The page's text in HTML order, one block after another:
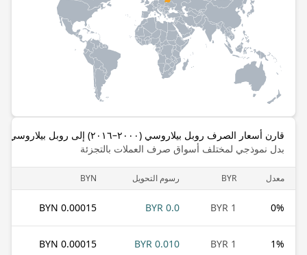
قارن أسعار الصرف روبل بيلاروسي (٢٠٠٠–٢٠١٦) إلى روبل بيلاروسي
بدل نموذجي لمختلف أسواق صرف العملات بالتجزئة
معدل BYR رسوم التحويل BYN
0%
1 BYR
0.0 BYR
0.00015 BYN
1%
1 BYR
0.010 BYR
0.00015 BYN